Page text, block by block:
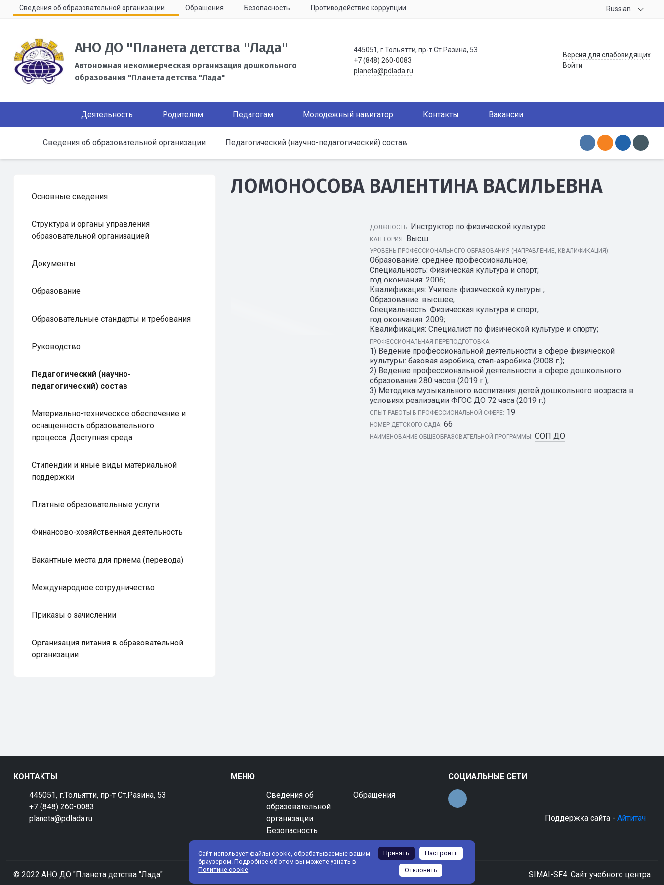
Сайт использует файлы cookie, обрабатываемые вашим
браузером. Подробнее об этом вы можете узнать в
Политике cookie
Принять Настроить
Отклонить
Сведения об образовательной организации Обращения Безопасность Противодействие коррупции Russian
АНО ДО "Планета детства "Лада"
Автономная некоммерческая организация дошкольного
образования "Планета детства "Лада"
445051, г.Тольятти, пр-т Ст.Разина, 53
+7 (848) 260-0083
planeta@pdlada.ru
Версия для слабовидящих
Войти
Деятельность Родителям Педагогам Молодежный навигатор Контакты Вакансии
Сведения об образовательной организации Педагогический (научно-педагогический) состав
Основные сведения
Структура и органы управления
образовательной организацией
Документы
Образование
Образовательные стандарты и требования
Руководство
Педагогический (научно-
педагогический) состав
Материально-техническое обеспечение и
оснащенность образовательного
процесса. Доступная среда
Стипендии и иные виды материальной
поддержки
Платные образовательные услуги
Финансово-хозяйственная деятельность
Вакантные места для приема (перевода)
Международное сотрудничество
Приказы о зачислении
Организация питания в образовательной
организации
ЛОМОНОСОВА ВАЛЕНТИНА ВАСИЛЬЕВНА
ДОЛЖНОСТЬ: Инструктор по физической культуре
КАТЕГОРИЯ: Высш
УРОВЕНЬ ПРОФЕССИОНАЛЬНОГО ОБРАЗОВАНИЯ (НАПРАВЛЕНИЕ, КВАЛИФИКАЦИЯ):
Образование: среднее профессиональное;
Специальность: Физическая культура и спорт;
год окончания: 2006;
Квалификация: Учитель физической культуры ;
Образование: высшее;
Специальность: Физическая культура и спорт;
год окончания: 2009;
Квалификация: Специалист по физической культуре и спорту;
ПРОФЕССИОНАЛЬНАЯ ПЕРЕПОДГОТОВКА:
1) Ведение профессиональной деятельности в сфере физической
культуры: базовая аэробика, степ-аэробика (2008 г.);
2) Ведение профессиональной деятельности в сфере дошкольного
образования 280 часов (2019 г.);
3) Методика музыкального воспитания детей дошкольного возраста в
условиях реализации ФГОС ДО 72 часа (2019 г.)
ОПЫТ РАБОТЫ В ПРОФЕССИОНАЛЬНОЙ СФЕРЕ: 19
НОМЕР ДЕТСКОГО САДА: 66
НАИМЕНОВАНИЕ ОБЩЕОБРАЗОВАТЕЛЬНОЙ ПРОГРАММЫ: ООП ДО
КОНТАКТЫ
445051, г.Тольятти, пр-т Ст.Разина, 53
+7 (848) 260-0083
planeta@pdlada.ru
МЕНЮ
Сведения об
образовательной
организации
Обращения
Безопасность
СОЦИАЛЬНЫЕ СЕТИ
Поддержка сайта - Айтитач
© 2022 АНО ДО "Планета детства "Лада" SIMAI-SF4: Сайт учебного центра